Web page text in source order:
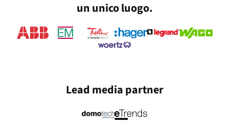
un unico luogo.
Lead media partner